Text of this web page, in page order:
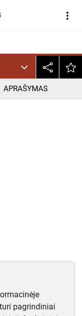
more_vert
APRAŠYMAS
pagrindiniai